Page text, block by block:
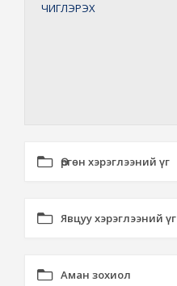
ЧИГЛЭРЭХ
Өргөн хэрэглээний үг
Явцуу хэрэглээний үг
Аман зохиол